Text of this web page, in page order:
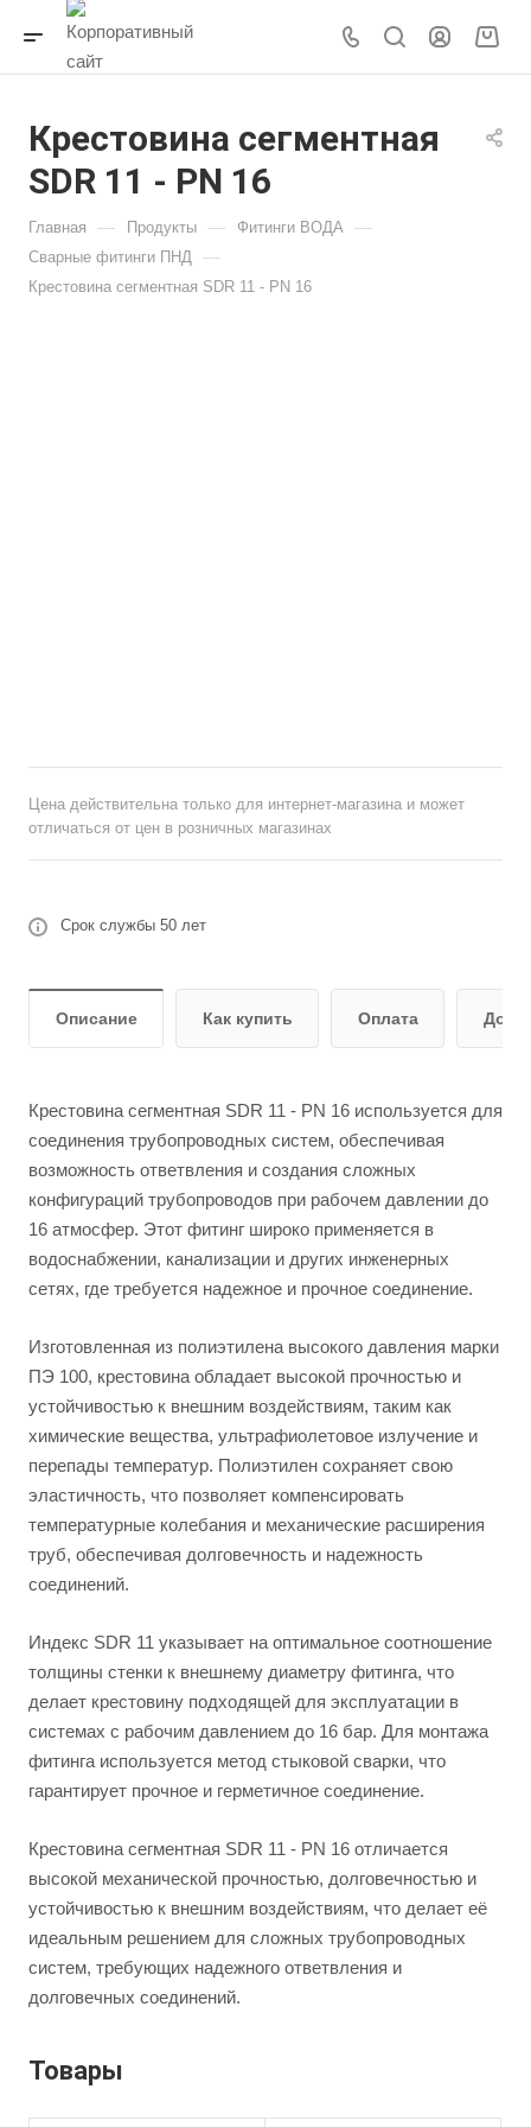
Крестовина сегментная
SDR 11 - PN 16
Главная — Продукты — Фитинги ВОДА —
Сварные фитинги ПНД —
Крестовина сегментная SDR 11 - PN 16
Цена действительна только для интернет-магазина и может
отличаться от цен в розничных магазинах
Срок службы 50 лет
Описание Как купить Оплата
Крестовина сегментная SDR 11 - PN 16 используется для
соединения трубопроводных систем, обеспечивая
возможность ответвления и создания сложных
конфигураций трубопроводов при рабочем давлении до
16 атмосфер. Этот фитинг широко применяется в
водоснабжении, канализации и других инженерных
сетях, где требуется надежное и прочное соединение.
Изготовленная из полиэтилена высокого давления марки
ПЭ 100, крестовина обладает высокой прочностью и
устойчивостью к внешним воздействиям, таким как
химические вещества, ультрафиолетовое излучение и
перепады температур. Полиэтилен сохраняет свою
эластичность, что позволяет компенсировать
температурные колебания и механические расширения
труб, обеспечивая долговечность и надежность
соединений.
Индекс SDR 11 указывает на оптимальное соотношение
толщины стенки к внешнему диаметру фитинга, что
делает крестовину подходящей для эксплуатации в
системах с рабочим давлением до 16 бар. Для монтажа
фитинга используется метод стыковой сварки, что
гарантирует прочное и герметичное соединение.
Крестовина сегментная SDR 11 - PN 16 отличается
высокой механической прочностью, долговечностью и
устойчивостью к внешним воздействиям, что делает её
идеальным решением для сложных трубопроводных
систем, требующих надежного ответвления и
долговечных соединений.
Товары